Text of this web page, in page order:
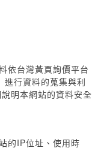
依台灣黃頁詢價平台
進行資料的蒐集與利
明本網站的資料安全
的IP位址、使用時